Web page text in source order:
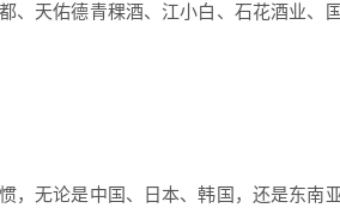
、天佑德青稞酒、江小白、石花酒业、
无论是中国、日本、韩国，还是东南亚